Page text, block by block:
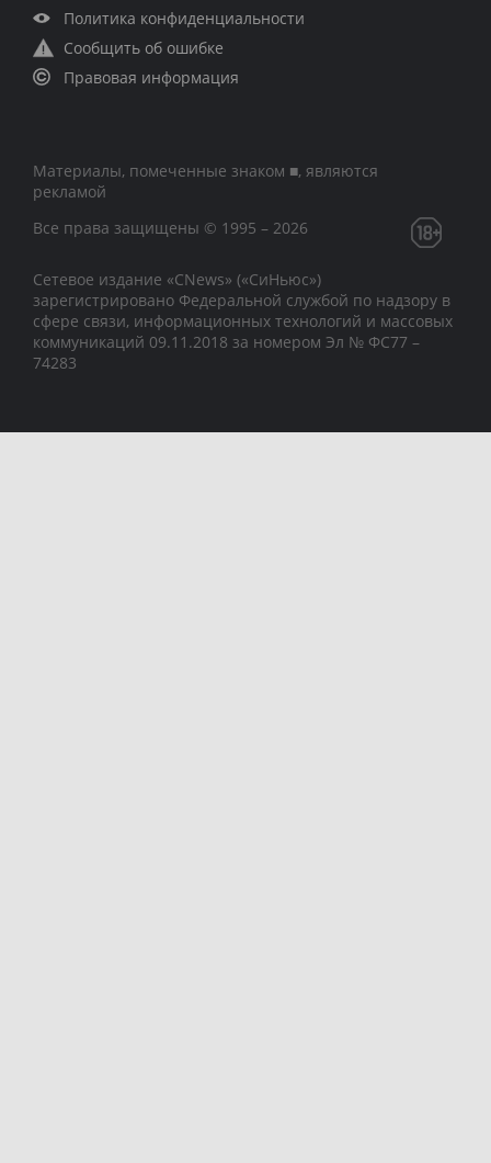
Политика конфиденциальности
Сообщить об ошибке
Правовая информация
Материалы, помеченные знаком ■, являются
рекламой
Все права защищены © 1995 – 2026
Сетевое издание «CNews» («СиНьюс»)
зарегистрировано Федеральной службой по надзору в
сфере связи, информационных технологий и массовых
коммуникаций 09.11.2018 за номером Эл № ФС77 –
74283